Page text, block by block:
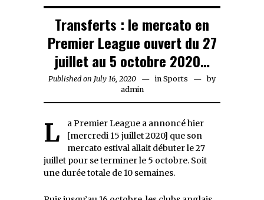
Transferts : le mercato en
Premier League ouvert du 27
juillet au 5 octobre 2020…
Published on July 16, 2020 July
16,
in Sports
by
admin
La Premier League a annoncé hier
[mercredi 15 juillet 2020] que son
mercato estival allait débuter le 27
juillet pour se terminer le 5 octobre. Soit
une durée totale de 10 semaines.